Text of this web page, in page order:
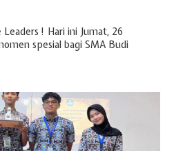
! Hari ini Jumat, 26
spesial bagi SMA Budi